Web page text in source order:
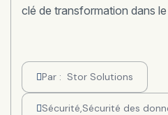
clé de transformation dans
Par : Stor Solutions
Sécurité,Sécurité des